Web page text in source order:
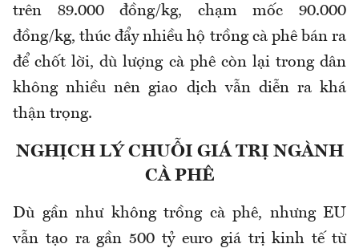
trên 89.000 đồng/kg, chạm mốc 90.000
đồng/kg, thúc đẩy nhiều hộ trồng cà phê bán ra
để chốt lời, dù lượng cà phê còn lại trong dân
không nhiều nên giao dịch vẫn diễn ra khá
thận trọng.
NGHỊCH LÝ CHUỖI GIÁ TRỊ NGÀNH
CÀ PHÊ
Dù gần như không trồng cà phê, nhưng EU
vẫn tạo ra gần 500 tỷ euro giá trị kinh tế từ